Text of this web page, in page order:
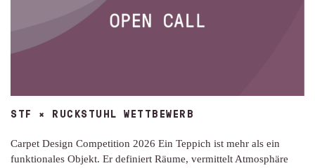
STF × RUCKSTUHL WETTBEWERB
Carpet Design Competition 2026 Ein Teppich ist mehr als ein
funktionales Objekt. Er definiert Räume, vermittelt Atmosphäre